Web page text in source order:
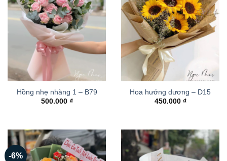
Hồng nhẹ nhàng 1 – B79
500.000 ₫
Hoa hướng dương – D15
450.000 ₫
-6%